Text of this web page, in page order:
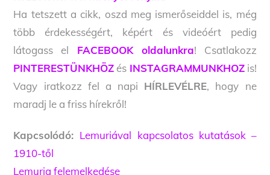
Ha tetszett a cikk, oszd meg ismerőseiddel is, még
több érdekességért, képért és videóért pedig
látogass el FACEBOOK oldalunkra! Csatlakozz
PINTERESTÜNKHÖZ és INSTAGRAMMUNKHOZis!
Vagy iratkozz fel a napi HÍRLEVÉLRE, hogy ne
maradj le a friss hírekről!
Kapcsolódó: Lemuriával kapcsolatos kutatások –
1910-től
Lemuria felemelkedése